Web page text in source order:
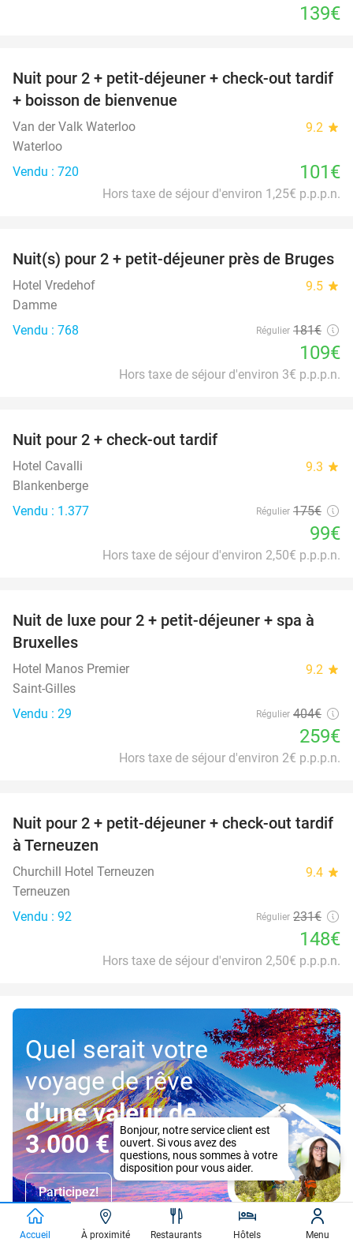
139€
Nuit pour 2 + petit-déjeuner + check-out tardif
+ boisson de bienvenue
Van der Valk Waterloo 9.2 star
Waterloo
Vendu : 720
101€
Hors taxe de séjour d'environ 1,25€ p.p.p.n.
40%
Nuit(s) pour 2 + petit-déjeuner près de Bruges
Hotel Vredehof 9.5 star
Damme
Vendu : 768
Régulier 181€
109€
Hors taxe de séjour d'environ 3€ p.p.p.n.
Nuit pour 2 + check-out tardif
Hotel Cavalli 9.3 star
Blankenberge
Vendu : 1.377
Régulier 175€
99€
Hors taxe de séjour d'environ 2,50€ p.p.p.n.
36%
Nuit de luxe pour 2 + petit-déjeuner + spa à
Bruxelles
Hotel Manos Premier 9.2 star
Saint-Gilles
Vendu : 29
Régulier 404€
259€
Hors taxe de séjour d'environ 2€ p.p.p.n.
36%
Nuit pour 2 + petit-déjeuner + check-out tardif
à Terneuzen
Churchill Hotel Terneuzen 9.4 star
Terneuzen
Vendu : 92
Régulier 231€
148€
Hors taxe de séjour d'environ 2,50€ p.p.p.n.
Quel serait votre
voyage de rêve
d’une valeur de
3.000 € ?
Participez!
Accueil À proximité Restaurants Hôtels Menu